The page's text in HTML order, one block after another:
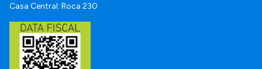
Casa Central: Roca 230